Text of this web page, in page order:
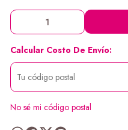
Calcular Costo De Envío:
No sé mi código postal